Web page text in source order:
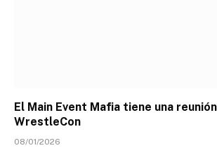
El Main Event Mafia tiene una
WrestleCon
08/01/2026